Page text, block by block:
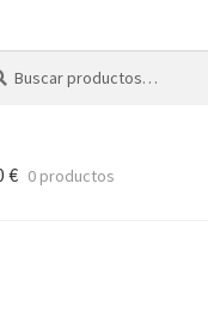
€ 0 productos